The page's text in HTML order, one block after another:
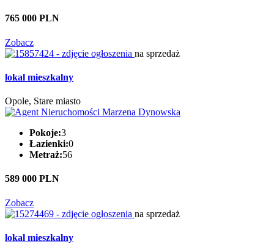
765 000 PLN
Zobacz
na sprzedaż
lokal mieszkalny
Opole, Stare miasto
Pokoje:3
Łazienki:0
Metraż:56
589 000 PLN
Zobacz
na sprzedaż
lokal mieszkalny